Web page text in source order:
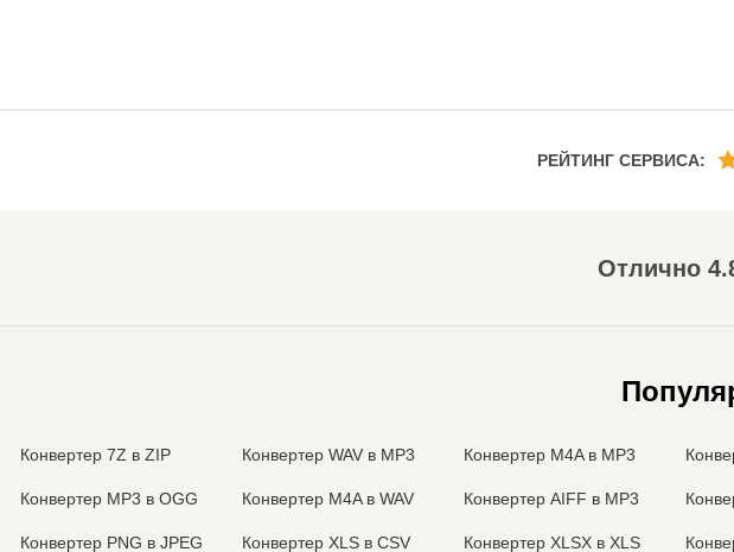
РЕЙТИНГ СЕРВИСА:
Отлично
Конвертер 7Z в ZIP Конвертер WAV в MP3 Конвертер M4A в MP3
Конвертер MP3 в OGG Конвертер M4A в WAV Конвертер AIFF в MP3
Конвертер PNG в JPEG Конвертер XLS в CSV Конвертер XLSX в XLS